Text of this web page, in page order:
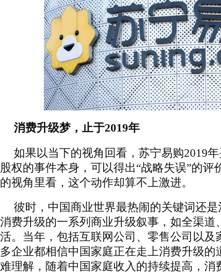
消费升级梦，止于2019年
如果以当下的视角回看，苏宁易购2019
股权的事件本身，可以得出“战略失误”的评
的视角里看，这个动作却算不上激进。
彼时，中国商业世界最热闹的关键词还
消费升级的一系列商业升级叙事，如全渠道
活。当年，包括互联网公司、零售公司以及
多企业都相信中国家庭正在走上消费升级的
难理解，随着中国家庭收入的持续提高，消